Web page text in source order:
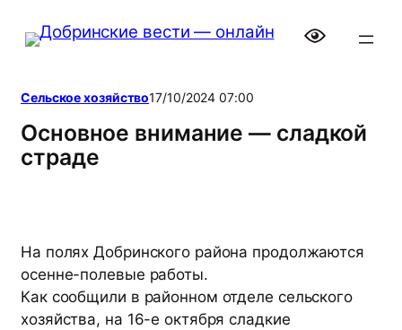
Сельское хозяйство17/10/2024 07:00
Основное внимание — сладкой
страде
На полях Добринского района продолжаются
осенне-полевые работы.
Как сообщили в районном отделе сельского
хозяйства, на 16-е октября сладкие